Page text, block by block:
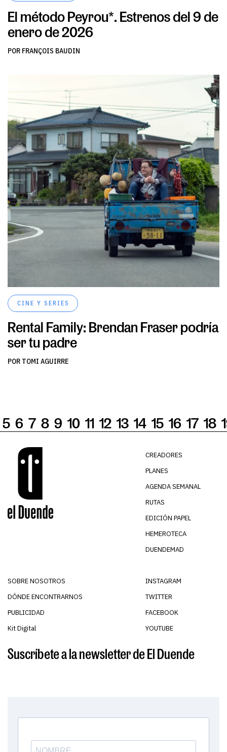
El método Peyrou*. Estrenos del 9 de
enero de 2026
POR FRANÇOIS BAUDIN
CINE Y SERIES
Rental Family: Brendan Fraser podría
ser tu padre
POR TOMI AGUIRRE
5 6 7 8 9 10 11 12 13 14 15 16 17 18
CREADORES
PLANES
AGENDA SEMANAL
RUTAS
EDICIÓN PAPEL
HEMEROTECA
DUENDEMAD
SOBRE NOSOTROS
DÓNDE ENCONTRARNOS
PUBLICIDAD
Kit Digital
INSTAGRAM
TWITTER
FACEBOOK
YOUTUBE
Suscríbete a la newsletter de El Duende